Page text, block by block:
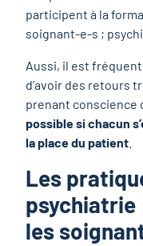
participent à la
soignant-e-s ;
Aussi, il est
d’avoir des retours
prenant conscience
possible si chacun
la place du patient
Les
psychiatrie
les